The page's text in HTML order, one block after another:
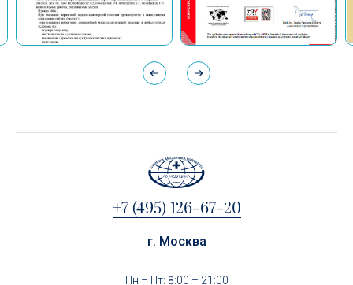
+7 (495) 126-67-20
г. Москва
Пн – Пт: 8:00 – 21:00